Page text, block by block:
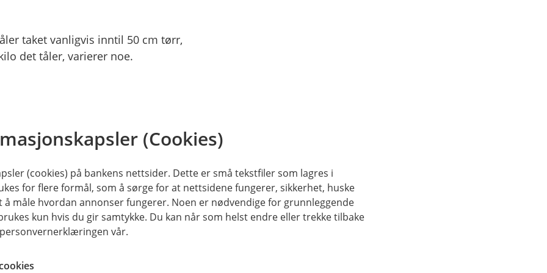
taket vanligvis inntil 50 cm tørr,
det tåler, varierer noe.
har en lett takkonstruksjon, tåler
noe mer.
det inntil 150 kilo snø per
(Cookies)
(cookies) på bankens nettsider. Dette er små tekstfiler som lagres i
for flere formål, som å sørge for at nettsidene fungerer, sikkerhet, huske
å måle hvordan annonser fungerer. Noen er nødvendige for grunnleggende
kun hvis du gir samtykke. Du kan når som helst endre eller trekke tilbake
vår.